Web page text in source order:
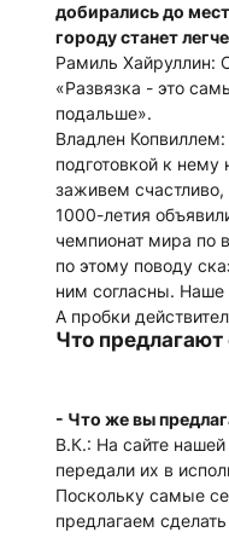
добирались до
городу станет
Рамиль Хайруллин:
«Развязка - это
подальше».
Владлен
подготовкой к нему
заживем
1000-летия
чемпионат мира по
по этому поводу
ним согласны. Наше
А пробки
Что
- Что же вы
В.К.: На сайте
передали их в
Поскольку самые
предлагаем